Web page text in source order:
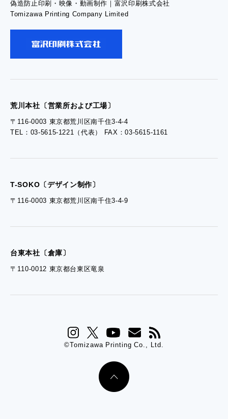
- お問い合わせTOP
- お問い合わせ
- 採用お問い合わせ
偽造防止印刷・映像・動画制作｜富沢印刷株式会社
Tomizawa Printing Company Limited
荒川本社〔営業所および工場〕
〒116-0003 東京都荒川区南千住3-4-4
TEL：03-5615-1221（代表） FAX：03-5615-1161
T-SOKO〔デザイン制作〕
〒116-0003 東京都荒川区南千住3-4-9
台東本社〔倉庫〕
〒110-0012 東京都台東区竜泉
©Tomizawa Printing Co., Ltd.